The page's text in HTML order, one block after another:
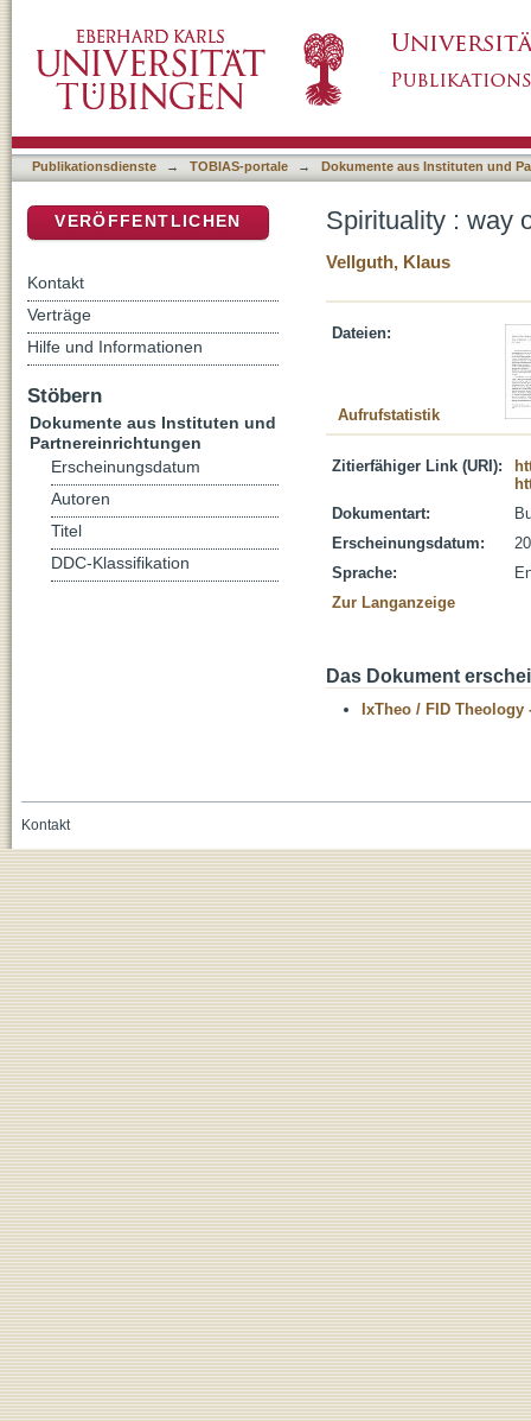
Publikationsdienste → TOBIAS-portale → Dokumente aus Instituten und
Spirituality : way
Vellguth, Klaus
Dateien:
Aufrufstatistik
Zitierfähiger Link (URI):
Dokumentart:
Erscheinungsdatum:
Sprache:
Zur Langanzeige
Das Dokument
IxTheo / FID Theology
VERÖFFENTLICHEN
Kontakt
Verträge
Hilfe und Informationen
Stöbern
Dokumente aus Instituten und
Partnereinrichtungen
Erscheinungsdatum
Autoren
Titel
DDC-Klassifikation
Kontakt